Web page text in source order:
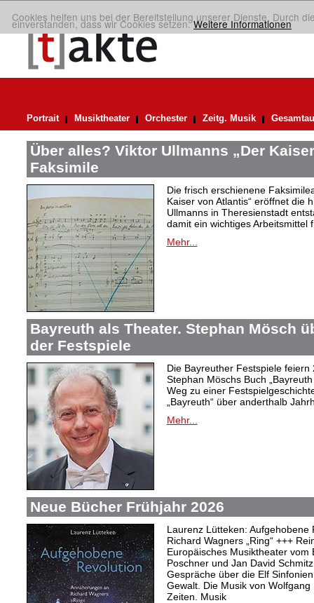
Cookies helfen uns bei der Bereitstellung unserer Dienste. Durch
einverstanden, dass wir Cookies setzen.Weitere Informationen
Portrait Musiktheater Orchester Zeitg. Musik
Über alles? Viktor Ullmanns „Der
Faksimile
Die frisch erschienene
Kaiser von Atlantis“ eröffnet die
Ullmanns in Theresienstadt
damit ein wichtiges Arbeitsmittel
Mehr...
Bayreuth als Theater. Stephan Mösch
der Festspiele
Die Bayreuther Festspiele
Stephan Möschs Buch
Weg zu einer
„Bayreuth“ über anderthalb
Mehr...
Neue Bücher Frühjahr 2026
Laurenz Lütteken: Aufgehobene
Richard Wagners „Ring“ +++
Europäisches Musiktheater vom
Poschner und Jan David
Gespräche über die Elf
Gewalt. Die Musik von
Zeiten. Musik